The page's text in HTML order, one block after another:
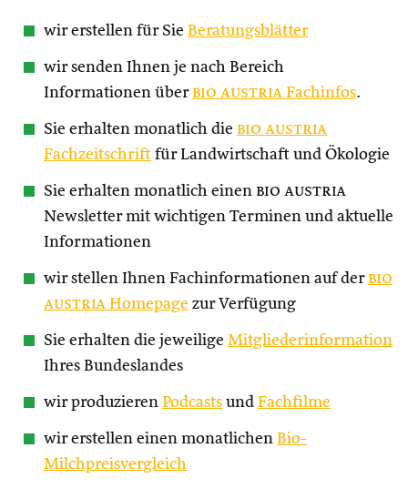
wir erstellen für Sie Beratungsblätter
wir senden Ihnen je nach Bereich
Informationen über bio austria Fachinfos.
Sie erhalten monatlich die bio austria
Fachzeitschrift für Landwirtschaft und Ökologie
Sie erhalten monatlich einen bio austria
Newsletter mit wichtigen Terminen und aktuelle
Informationen
wir stellen Ihnen Fachinformationen auf der bio
austria Homepage zur Verfügung
Sie erhalten die jeweilige Mitgliederinformation
Ihres Bundeslandes
wir produzieren Podcasts und Fachfilme
wir erstellen einen monatlichen Bio-
Milchpreisvergleich